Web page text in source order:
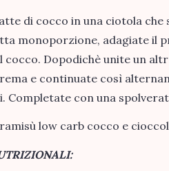
di cocco in una ciotola
monoporzione, adagiate il
cocco. Dopodichè unite un
e continuate così
Completate con una
low carb cocco e